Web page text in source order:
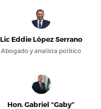
Lic Eddie López Serrano
Abogado y analista político
Hon. Gabriel “Gaby”